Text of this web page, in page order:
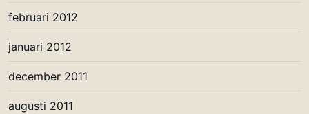
februari 2012
januari 2012
december 2011
augusti 2011